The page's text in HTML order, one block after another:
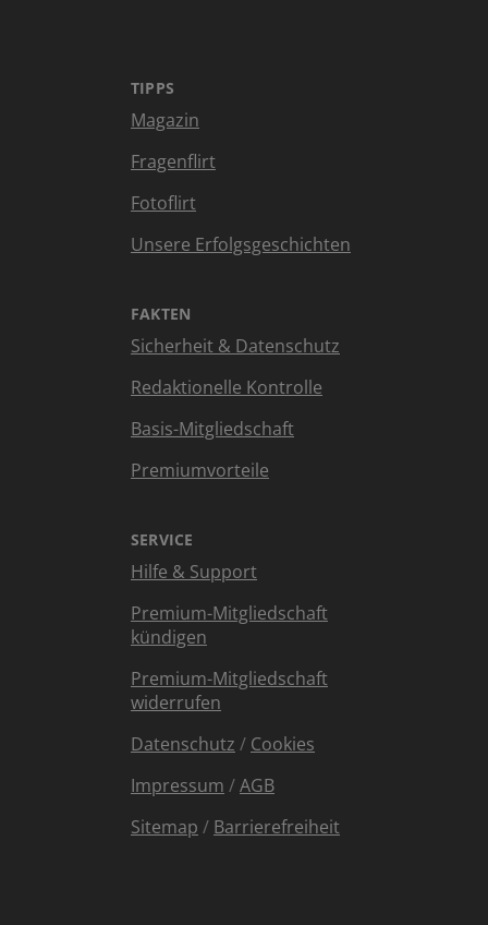
TIPPS
Magazin
Fragenflirt
Fotoflirt
Unsere Erfolgsgeschichten
FAKTEN
Sicherheit & Datenschutz
Redaktionelle Kontrolle
Basis-Mitgliedschaft
Premiumvorteile
SERVICE
Hilfe & Support
Premium-Mitgliedschaft
kündigen
Premium-Mitgliedschaft
widerrufen
Datenschutz / Cookies
Impressum /AGB
Sitemap / Barrierefreiheit